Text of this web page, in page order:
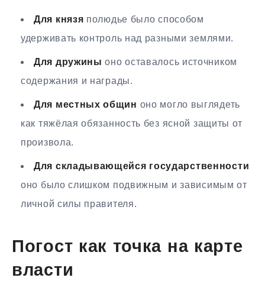
Для князя полюдье было способом
удерживать контроль над разными землями.
Для дружины оно оставалось источником
содержания и награды.
Для местных общин оно могло выглядеть
как тяжёлая обязанность без ясной защиты от
произвола.
Для складывающейся государственности
оно было слишком подвижным и зависимым от
личной силы правителя.
Погост как точка на карте
власти